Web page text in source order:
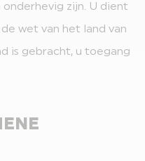
zijn. U dient
wet van het land van
is gebracht, u toegang